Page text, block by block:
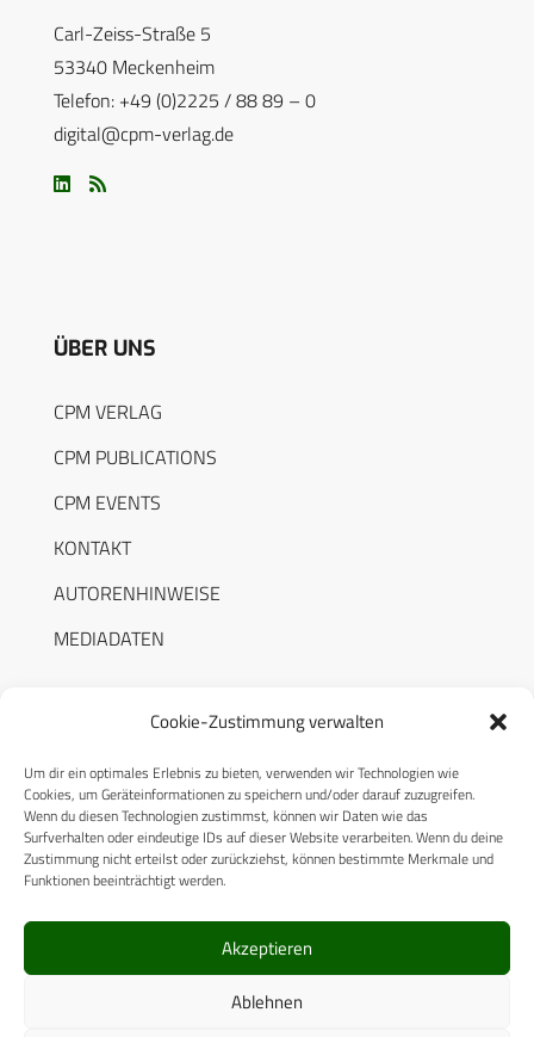
Cookie-Zustimmung verwalten
Um dir ein optimales Erlebnis zu bieten, verwenden wir Technologien wie
Cookies, um Geräteinformationen zu speichern und/oder darauf zuzugreifen.
Wenn du diesen Technologien zustimmst, können wir Daten wie das
Surfverhalten oder eindeutige IDs auf dieser Website verarbeiten. Wenn du deine
Zustimmung nicht erteilst oder zurückziehst, können bestimmte Merkmale und
Funktionen beeinträchtigt werden.
Akzeptieren
Ablehnen
Carl-Zeiss-Straße 5
53340 Meckenheim
Telefon: +49 (0)2225 / 88 89 – 0
digital@cpm-verlag.de
ÜBER UNS
CPM VERLAG
CPM PUBLICATIONS
CPM EVENTS
KONTAKT
AUTORENHINWEISE
MEDIADATEN
RECHTLICHES
Datenschutzerklärung
Cookie-Richtlinie (EU)